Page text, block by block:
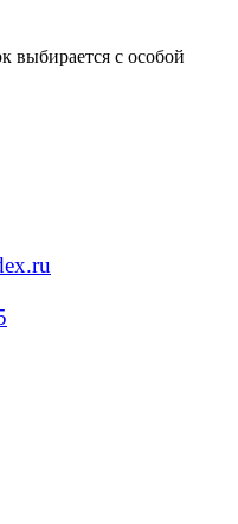
выбирается с особой